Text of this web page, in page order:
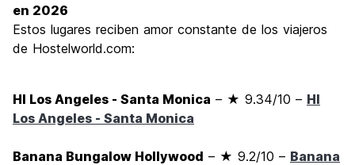
en 2026
Estos lugares reciben amor constante de los viajeros
de Hostelworld.com:
HI Los Angeles - Santa Monica – ★ 9.34/10 – HI
Los Angeles - Santa Monica
Banana Bungalow Hollywood – ★ 9.2/10 – Banana